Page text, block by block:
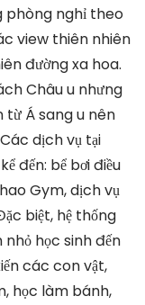
phòng nghỉ theo
view thiên nhiên
đường xa hoa.
Châu u nhưng
từ Á sang u nên
dịch vụ tại
đến: bể bơi điều
Gym, dịch vụ
biệt, hệ thống
học sinh đến
các con vật,
học làm bánh,